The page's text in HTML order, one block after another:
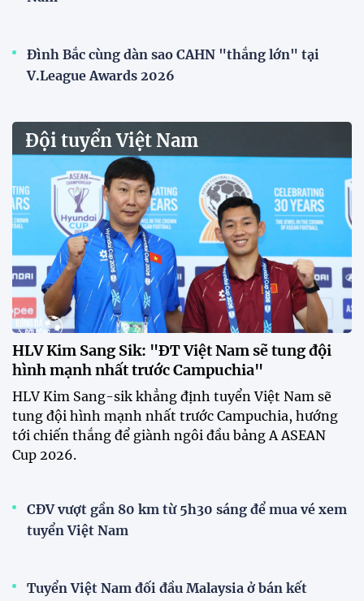
Tài Lộc trở lại, ĐT Việt Nam
"khổ luyện" dưới nắng gắt tại
HLV Kim Sang-sik: "Tuyển Việt
Nam sẽ mang sự tự tin này vào
trận gặp Singapore"
23:26 24/07/2026
Tiền đạo Đình Bắc: "Chiến
thắng này là thành quả của cả
tập thể"
23:15 24/07/2026
Đình Bắc lập hat-trick, tuyển
Việt Nam thắng đậm Timor
Leste tại ASEAN Cup 2026
XEM THÊM